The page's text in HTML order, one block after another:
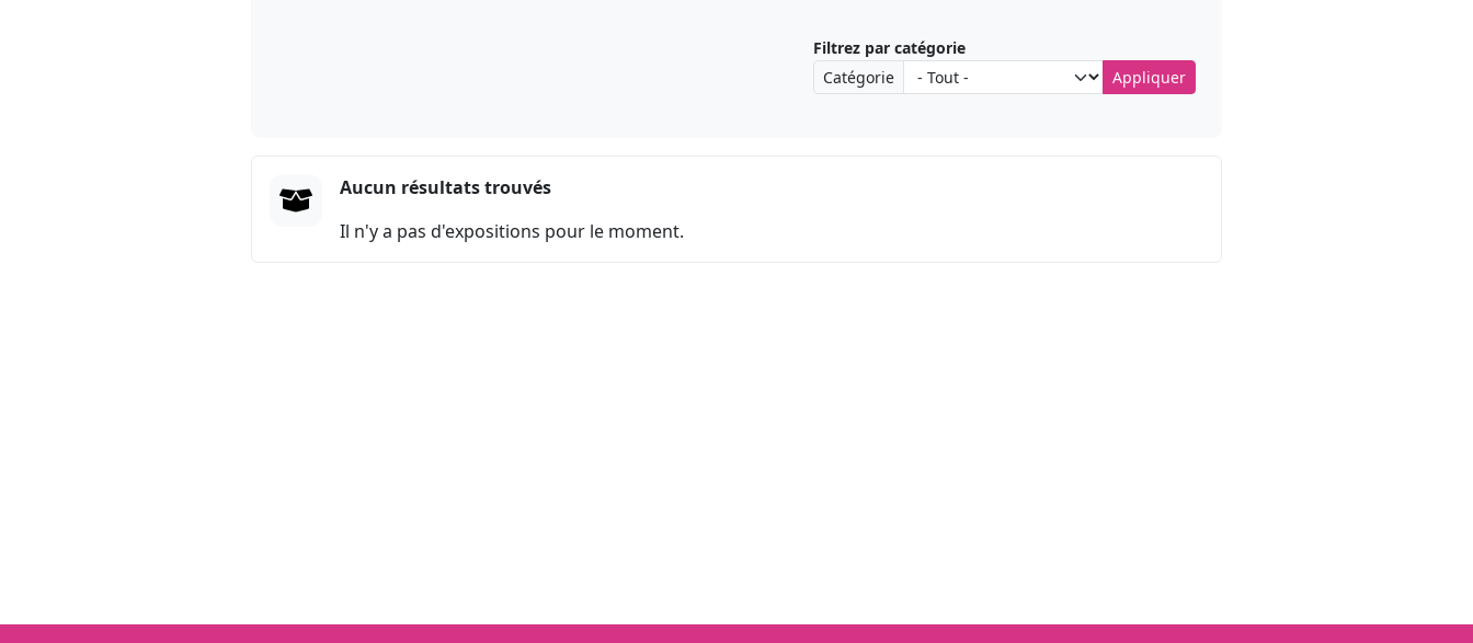
Filtrez par catégorie
Catégorie
Aucun résultats trouvés
Il n'y a pas d'expositions pour le moment.